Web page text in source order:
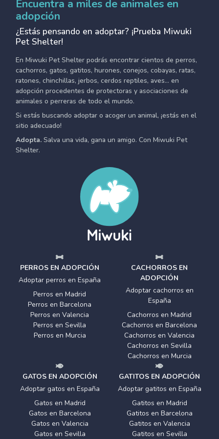
Encuentra a miles de animales en
adopción
¿Estás pensando en adoptar? ¡Prueba Miwuki
Pet Shelter!
En Miwuki Pet Shelter podrás encontrar cientos de perros,
cachorros, gatos, gatitos, hurones, conejos, cobayas, ratas,
ratones, chinchillas, jerbos, cerdos reptiles, aves... en
adopción procedentes de protectoras y asociaciones de
animales o perreras de todo el mundo.
Si estás buscando adoptar o acoger un animal, ¡estás en el
sitio adecuado!
Adopta. Salva una vida, gana un amigo. Con Miwuki Pet
Shelter.
PERROS EN ADOPCIÓN
Adoptar perros en España
Perros en Madrid
Perros en Barcelona
Perros en Valencia
Perros en Sevilla
Perros en Murcia
CACHORROS EN
ADOPCIÓN
Adoptar cachorros en
España
Cachorros en Madrid
Cachorros en Barcelona
Cachorros en Valencia
Cachorros en Sevilla
Cachorros en Murcia
GATOS EN ADOPCIÓN
Adoptar gatos en España
Gatos en Madrid
Gatos en Barcelona
Gatos en Valencia
Gatos en Sevilla
GATITOS EN ADOPCIÓN
Adoptar gatitos en España
Gatitos en Madrid
Gatitos en Barcelona
Gatitos en Valencia
Gatitos en Sevilla